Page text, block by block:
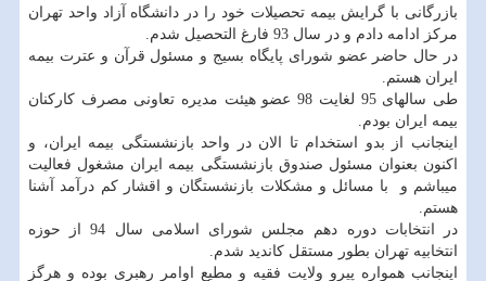
بازرگانی با گرایش بیمه تحصیلات خود را در دانشگاه آزاد واحد تهران
مرکز ادامه دادم و در سال 93 فارغ التحصیل شدم.
در حال حاضر عضو شورای پایگاه بسیج و مسئول قرآن و عترت بیمه
ایران هستم.
طی سالهای 95 لغایت 98 عضو هیئت مدیره تعاونی مصرف کارکنان
بیمه ایران بودم.
اینجانب از بدو استخدام تا الان در واحد بازنشستگی بیمه ایران، و
اکنون بعنوان مسئول صندوق بازنشستگی بیمه ایران مشغول فعالیت
میباشم و با مسائل و مشکلات بازنشستگان و اقشار کم درآمد آشنا
هستم.
در انتخابات دوره دهم مجلس شورای اسلامی سال 94 از حوزه
انتخابیه تهران بطور مستقل کاندید شدم.
اینجانب همواره پیرو ولایت فقیه و مطیع اوامر رهبری بوده و هرگز